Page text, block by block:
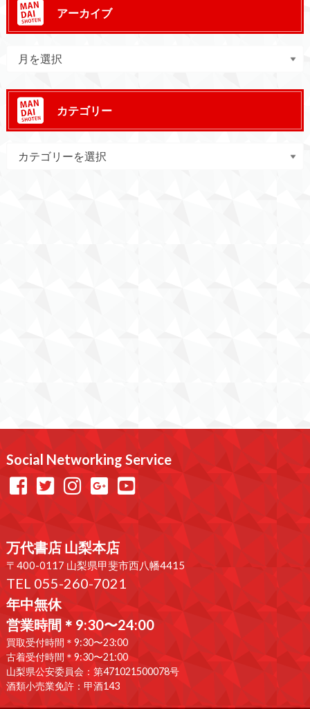
アーカイブ
カテゴリー
Social Networking Service
万代書店 山梨本店
〒400-0117 山梨県甲斐市西八幡4415
TEL 055-260-7021
年中無休
営業時間＊9:30〜24:00
買取受付時間＊9:30〜23:00
古着受付時間＊9:30〜21:00
山梨県公安委員会：第471021500078号
酒類小売業免許：甲酒143